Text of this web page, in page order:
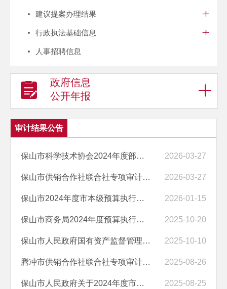
建议提案办理结果
行政执法基础信息
人事招聘信息
政府信息
公开年报
审计结果公告
保山市科学技术协会2024年度部门预算执行情况以及其他财政收支情况审计... 2026-03-27
保山市供销合作社联合社专项审计调查结果公示 2026-03-27
保山市2024年度市本级预算执行和其他财政收支审计查出问题整改情况的报... 2026-01-15
保山市商务局2024年度预算执行情况和其他财政收支情况审计结果公告 2025-10-20
保山市人民政府国有资产监督管理委员会2024年度预算执行情况和决算及其... 2025-10-10
腾冲市供销合作社联合社专项审计调查情况审计项目结果公告 2025-08-26
保山市人民政府关于2024年度市本级预算执行和其他财政收支情况的审计工... 2025-08-25